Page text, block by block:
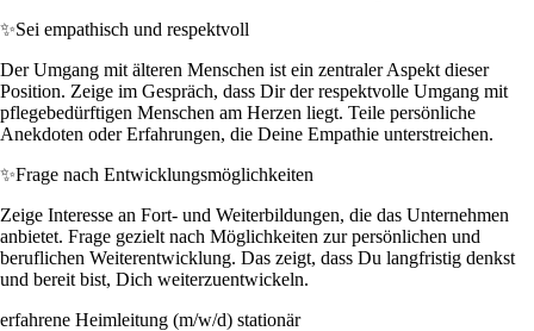
✨Sei empathisch und respektvoll
Der Umgang mit älteren Menschen ist ein zentraler Aspekt dieser
Position. Zeige im Gespräch, dass Dir der respektvolle Umgang mit
pflegebedürftigen Menschen am Herzen liegt. Teile persönliche
Anekdoten oder Erfahrungen, die Deine Empathie unterstreichen.
✨Frage nach Entwicklungsmöglichkeiten
Zeige Interesse an Fort- und Weiterbildungen, die das Unternehmen
anbietet. Frage gezielt nach Möglichkeiten zur persönlichen und
beruflichen Weiterentwicklung. Das zeigt, dass Du langfristig denkst
und bereit bist, Dich weiterzuentwickeln.
erfahrene Heimleitung (m/w/d) stationär